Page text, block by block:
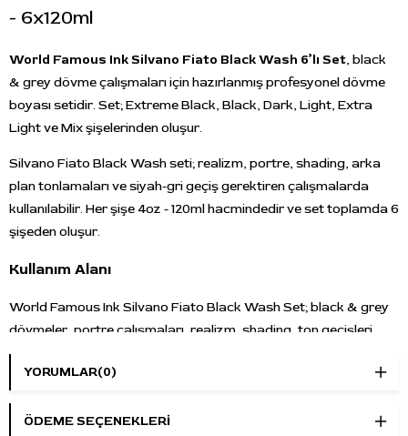
- 6x120ml
World Famous Ink Silvano Fiato Black Wash 6’lı Set, black
& grey dövme çalışmaları için hazırlanmış profesyonel dövme
boyası setidir. Set; Extreme Black, Black, Dark, Light, Extra
Light ve Mix şişelerinden oluşur.
Silvano Fiato Black Wash seti; realizm, portre, shading, arka
plan tonlamaları ve siyah-gri geçiş gerektiren çalışmalarda
kullanılabilir. Her şişe 4oz - 120ml hacmindedir ve set toplamda 6
şişeden oluşur.
Kullanım Alanı
World Famous Ink Silvano Fiato Black Wash Set; black & grey
dövmeler, portre çalışmaları, realizm, shading, ton geçişleri,
arka plan gölgelendirme ve farklı siyah-gri değerleriyle katmanlı
çalışma gerektiren dövme uygulamalarında kullanılabilir.
Öne Çıkan Özellikler
YORUMLAR(0)
ÖDEME SEÇENEKLERI